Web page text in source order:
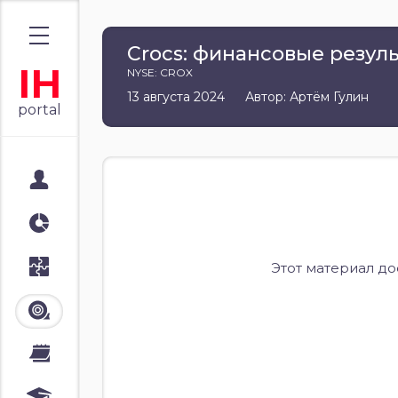
IH
portal
Лента
Crocs: финансовые
NYSE: CROX
13 августа 2024 Автор: Артём Гулин
Этот материал